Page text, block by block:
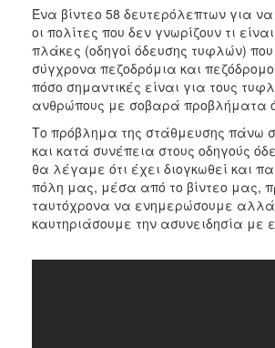
2017
2016
2015
2012
ΔΗΜΟΣ
ΠΟΛΙΤΙΣΜΟΣ
Ένα βίντεο 58 δευτερόλεπτων για
οι πολίτες που δεν γνωρίζουν τι
πλάκες (οδηγοί όδευσης τυφλών)
σύγχρονα πεζοδρόμια και
πόσο σημαντικές είναι για τους
ανθρώπους με σοβαρά προβλήματα
Το πρόβλημα της στάθμευσης πάνω
και κατά συνέπεια στους οδηγούς
θα λέγαμε ότι έχει διογκωθεί και
πόλη μας, μέσα από το βίντεο μας,
ταυτόχρονα να ενημερώσουμε
καυτηριάσουμε την ασυνειδησία με